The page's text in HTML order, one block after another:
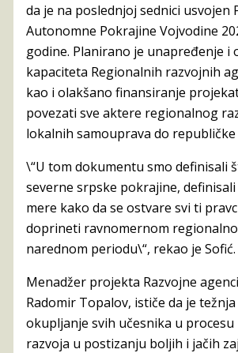
da je na poslednjoj sednici usvojen
Autonomne Pokrajine Vojvodine
godine. Planirano je unapređenje i
kapaciteta Regionalnih razvojnih
kao i olakšano finansiranje
povezati sve aktere regionalnog
lokalnih samouprava do republičke
\“U tom dokumentu smo definisali
severne srpske pokrajine, definisali
mere kako da se ostvare svi ti
doprineti ravnomernom
narednom periodu\“, rekao je Sofić.
Menadžer projekta Razvojne
Radomir Topalov, ističe da je
okupljanje svih učesnika u
razvoja u postizanju boljih i jačih